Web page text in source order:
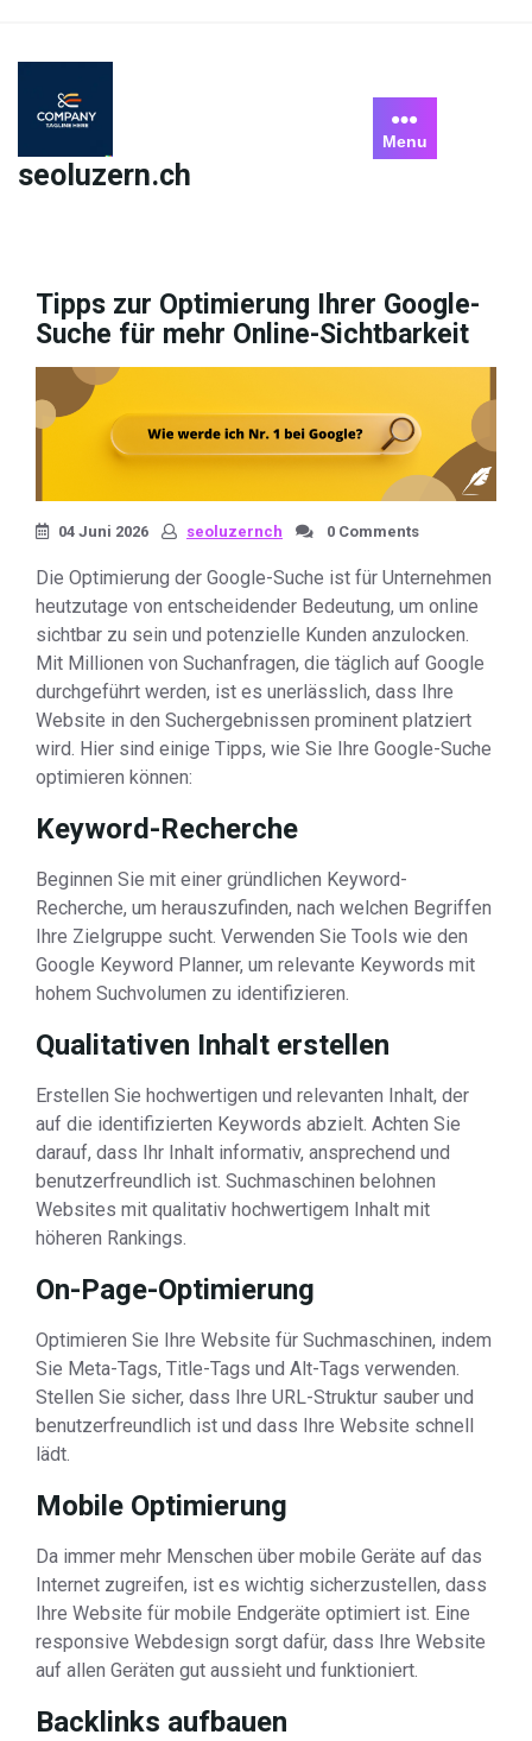
content
seoluzern.ch
Menu
Tipps zur Optimierung Ihrer Google-
Suche für mehr Online-Sichtbarkeit
04 Juni 2026 seoluzernch 0 Comments
Die Optimierung der Google-Suche ist für Unternehmen
heutzutage von entscheidender Bedeutung, um online
sichtbar zu sein und potenzielle Kunden anzulocken.
Mit Millionen von Suchanfragen, die täglich auf Google
durchgeführt werden, ist es unerlässlich, dass Ihre
Website in den Suchergebnissen prominent platziert
wird. Hier sind einige Tipps, wie Sie Ihre Google-Suche
optimieren können:
Keyword-Recherche
Beginnen Sie mit einer gründlichen Keyword-
Recherche, um herauszufinden, nach welchen Begriffen
Ihre Zielgruppe sucht. Verwenden Sie Tools wie den
Google Keyword Planner, um relevante Keywords mit
hohem Suchvolumen zu identifizieren.
Qualitativen Inhalt erstellen
Erstellen Sie hochwertigen und relevanten Inhalt, der
auf die identifizierten Keywords abzielt. Achten Sie
darauf, dass Ihr Inhalt informativ, ansprechend und
benutzerfreundlich ist. Suchmaschinen belohnen
Websites mit qualitativ hochwertigem Inhalt mit
höheren Rankings.
On-Page-Optimierung
Optimieren Sie Ihre Website für Suchmaschinen, indem
Sie Meta-Tags, Title-Tags und Alt-Tags verwenden.
Stellen Sie sicher, dass Ihre URL-Struktur sauber und
benutzerfreundlich ist und dass Ihre Website schnell
lädt.
Mobile Optimierung
Da immer mehr Menschen über mobile Geräte auf das
Internet zugreifen, ist es wichtig sicherzustellen, dass
Ihre Website für mobile Endgeräte optimiert ist. Eine
responsive Webdesign sorgt dafür, dass Ihre Website
auf allen Geräten gut aussieht und funktioniert.
Backlinks aufbauen